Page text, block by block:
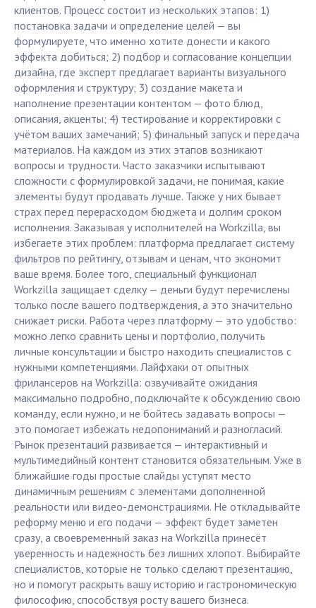
клиентов. Процесс состоит из нескольких этапов: 1)
постановка задачи и определение целей — вы
формулируете, что именно хотите донести и какого
эффекта добиться; 2) подбор и согласование концепции
дизайна, где эксперт предлагает варианты визуального
оформления и структуру; 3) создание макета и
наполнение презентации контентом — фото блюд,
описания, акценты; 4) тестирование и корректировки с
учётом ваших замечаний; 5) финальный запуск и передача
материалов. На каждом из этих этапов возникают
вопросы и трудности. Часто заказчики испытывают
сложности с формулировкой задачи, не понимая, какие
элементы будут продавать лучше. Также у них бывает
страх перед перерасходом бюджета и долгим сроком
исполнения. Заказывая у исполнителей на Workzilla, вы
избегаете этих проблем: платформа предлагает систему
фильтров по рейтингу, отзывам и ценам, что экономит
ваше время. Более того, специальный функционал
Workzilla защищает сделку — деньги будут перечислены
только после вашего подтверждения, а это значительно
снижает риски. Работа через платформу — это удобство:
можно легко сравнить цены и портфолио, получить
личные консультации и быстро находить специалистов с
нужными компетенциями. Лайфхаки от опытных
фрилансеров на Workzilla: озвучивайте ожидания
максимально подробно, подключайте к обсуждению свою
команду, если нужно, и не бойтесь задавать вопросы —
это помогает избежать недопониманий и разногласий.
Рынок презентаций развивается — интерактивный и
мультимедийный контент становится обязательным. Уже в
ближайшие годы простые слайды уступят место
динамичным решениям с элементами дополненной
реальности или видео-демонстрациями. Не откладывайте
реформу меню и его подачи — эффект будет заметен
сразу, а своевременный заказ на Workzilla принесёт
уверенность и надежность без лишних хлопот. Выбирайте
специалистов, которые не только сделают презентацию,
но и помогут раскрыть вашу историю и гастрономическую
философию, способствуя росту вашего бизнеса.